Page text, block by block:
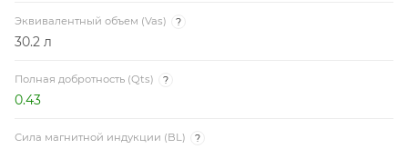
Эквивалентный объем (Vas) ?
30.2 л
Полная добротность (Qts) ?
0.43
Сила магнитной индукции (BL) ?